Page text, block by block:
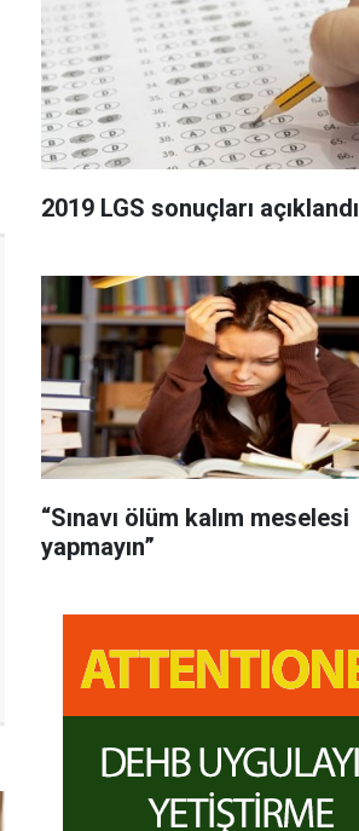
2019 LGS sonuçları açıklandı
“Sınavı ölüm kalım meselesi
yapmayın”